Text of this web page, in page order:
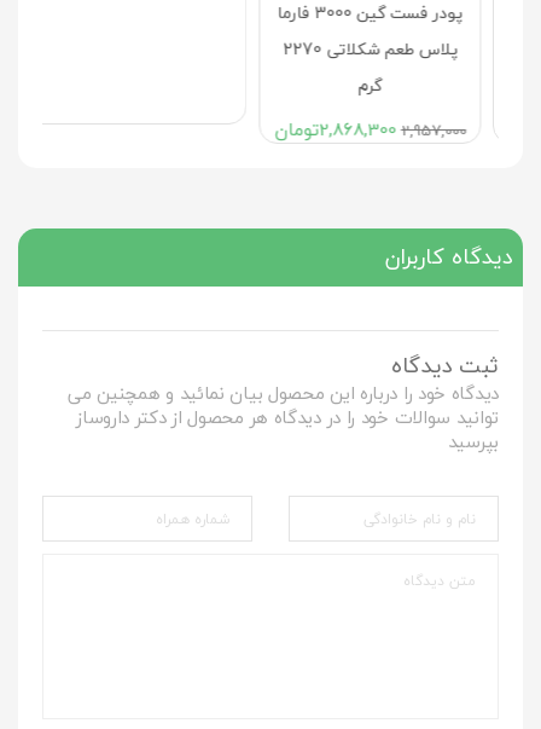
پودر فست گین 3000 فارما
پلاس طعم شکلاتی 2270
گرم
2,957,000
2,868,300تومان
دیدگاه کاربران
ثبت دیدگاه
دیدگاه خود را درباره این محصول بیان نمائید و همچنین می
توانید سوالات خود را در دیدگاه هر محصول از دکتر داروساز
بپرسید